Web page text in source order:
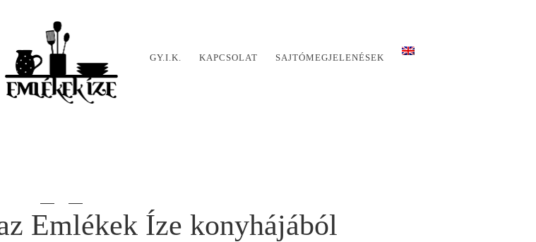
GY.I.K. KAPCSOLAT SAJTÓMEGJELENÉSEK
Emlékek Íze konyhájából